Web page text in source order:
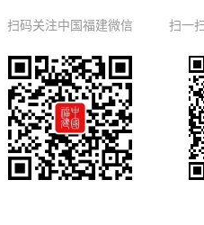
扫码关注中国福建微信 扫一